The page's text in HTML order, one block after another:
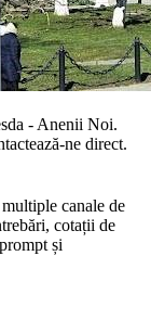
- Anenii Noi.
ne direct.
canale de
cotații de
și